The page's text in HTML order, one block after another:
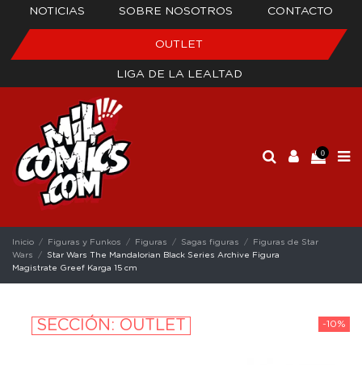
NOTICIAS SOBRE NOSOTROS CONTACTO
OUTLET
LIGA DE LA LEALTAD
0
Inicio Figuras y Funkos Figuras Sagas figuras
Figuras de Star
Wars
Star Wars The Mandalorian Black Series Archive Figura
Magistrate Greef Karga 15 cm
-10%
SECCIÓN: OUTLET